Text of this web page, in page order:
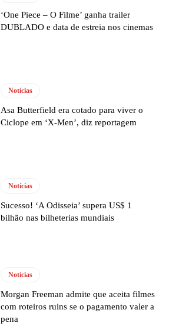
‘One Piece – O Filme’ ganha trailer
DUBLADO e data de estreia nos cinemas
Notícias
Asa Butterfield era cotado para viver o
Ciclope em ‘X-Men’, diz reportagem
Notícias
Sucesso! ‘A Odisseia’ supera US$ 1
bilhão nas bilheterias mundiais
Notícias
Morgan Freeman admite que aceita filmes
com roteiros ruins se o pagamento valer a
pena